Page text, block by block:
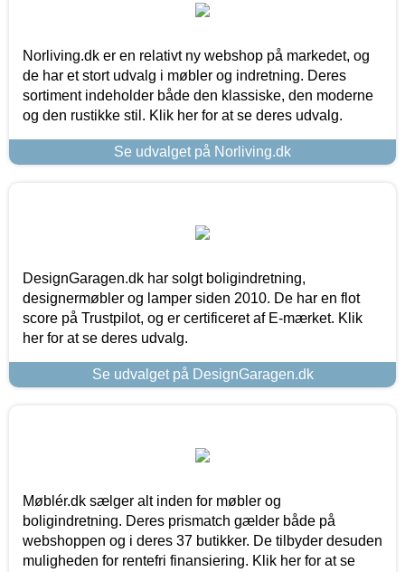
Norliving.dk er en relativt ny webshop på markedet, og
de har et stort udvalg i møbler og indretning. Deres
sortiment indeholder både den klassiske, den moderne
og den rustikke stil. Klik her for at se deres udvalg.
Se udvalget på Norliving.dk
DesignGaragen.dk har solgt boligindretning,
designermøbler og lamper siden 2010. De har en flot
score på Trustpilot, og er certificeret af E-mærket. Klik
her for at se deres udvalg.
Se udvalget på DesignGaragen.dk
Møblér.dk sælger alt inden for møbler og
boligindretning. Deres prismatch gælder både på
webshoppen og i deres 37 butikker. De tilbyder desuden
muligheden for rentefri finansiering. Klik her for at se